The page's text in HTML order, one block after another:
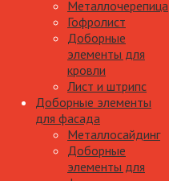
Металлочерепица
Гофролист
Доборные
элементы для
кровли
Лист и штрипс
Доборные элементы
для фасада
Металлосайдинг
Доборные
элементы для